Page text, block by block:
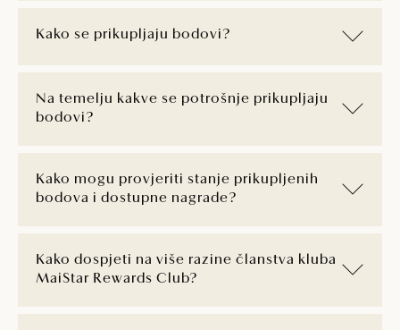
Kako se prikupljaju bodovi?
Na temelju kakve se potrošnje prikupljaju
bodovi?
Kako mogu provjeriti stanje prikupljenih
bodova i dostupne nagrade?
Kako dospjeti na više razine članstva kluba
MaiStar Rewards Club?